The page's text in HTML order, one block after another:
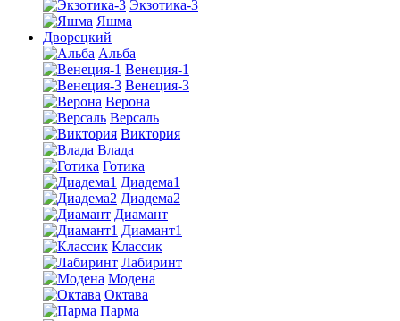
Экзотика-3
Яшма
Дворецкий
Альба
Венеция-1
Венеция-3
Верона
Версаль
Виктория
Влада
Готика
Диадема1
Диадема2
Диамант
Диамант1
Классик
Лабиринт
Модена
Октава
Парма